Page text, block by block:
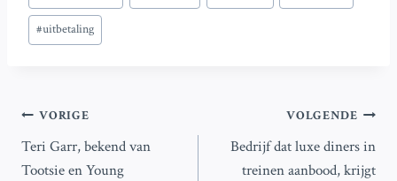
tags:
#uitbetaling
Bericht
navigatie
VORIGE
Teri Garr, bekend van
Tootsie en Young
VOLGENDE
Bedrijf dat luxe diners in
treinen aanbood, krijgt